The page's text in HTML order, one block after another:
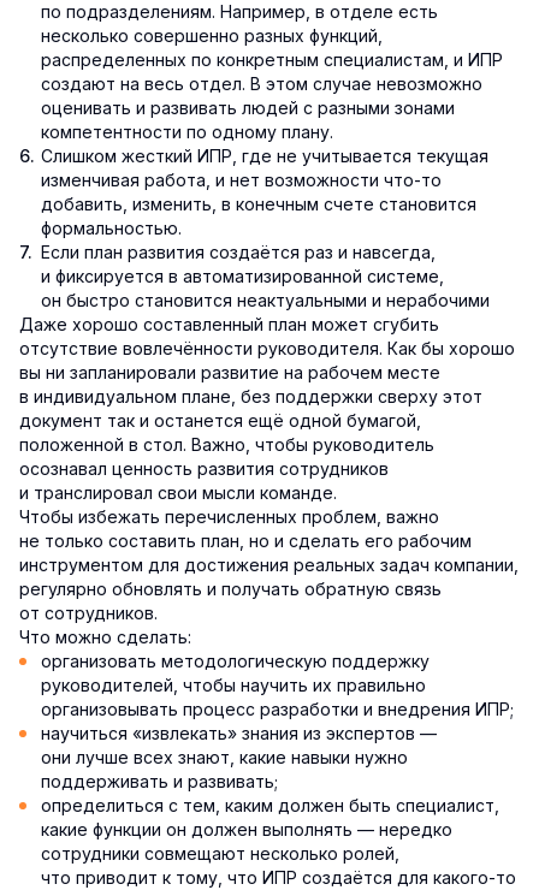
по подразделениям. Например, в отделе есть
несколько совершенно разных функций,
распределенных по конкретным специалистам, и ИПР
создают на весь отдел. В этом случае невозможно
оценивать и развивать людей с разными зонами
компетентности по одному плану.
Слишком жесткий ИПР, где не учитывается текущая
изменчивая работа, и нет возможности что-то
добавить, изменить, в конечным счете становится
формальностью.
Если план развития создаётся раз и навсегда,
и фиксируется в автоматизированной системе,
он быстро становится неактуальными и нерабочими
Даже хорошо составленный план может сгубить
отсутствие вовлечённости руководителя. Как бы хорошо
вы ни запланировали развитие на рабочем месте
в индивидуальном плане, без поддержки сверху этот
документ так и останется ещё одной бумагой,
положенной в стол. Важно, чтобы руководитель
осознавал ценность развития сотрудников
и транслировал свои мысли команде.
Чтобы избежать перечисленных проблем, важно
не только составить план, но и сделать его рабочим
инструментом для достижения реальных задач компании,
регулярно обновлять и получать обратную связь
от сотрудников.
Что можно сделать:
организовать методологическую поддержку
руководителей, чтобы научить их правильно
организовывать процесс разработки и внедрения ИПР;
научиться «извлекать» знания из экспертов —
они лучше всех знают, какие навыки нужно
поддерживать и развивать;
определиться с тем, каким должен быть специалист,
какие функции он должен выполнять — нередко
сотрудники совмещают несколько ролей,
что приводит к тому, что ИПР создаётся для какого-то